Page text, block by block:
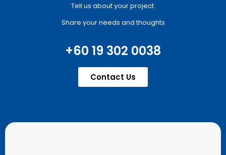
Tell us about your project.
Share your needs and thoughts
+60 19 302 0038
Contact Us